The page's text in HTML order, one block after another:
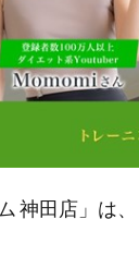
神田店」は、